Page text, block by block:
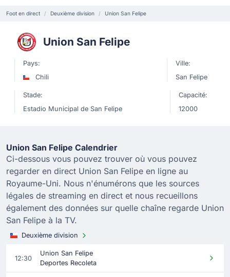
Foot en direct Deuxième division Union San Felipe
Union San Felipe
Pays:
Chili
Ville:
San Felipe
Stade:
Estadio Municipal de San Felipe
Capacité:
12000
Union San Felipe Calendrier
Ci-dessous vous pouvez trouver où vous pouvez
regarder en direct Union San Felipe en ligne au
Royaume-Uni. Nous n'énumérons que les sources
légales de streaming en direct et nous recueillons
également des données sur quelle chaîne regarde Union
San Felipe à la TV.
Deuxième division
12:30
Union San Felipe
Deportes Recoleta